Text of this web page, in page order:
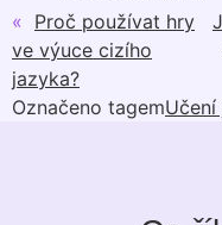
« Proč používat hry
ve výuce cizího
jazyka?
Označeno tagemUčení